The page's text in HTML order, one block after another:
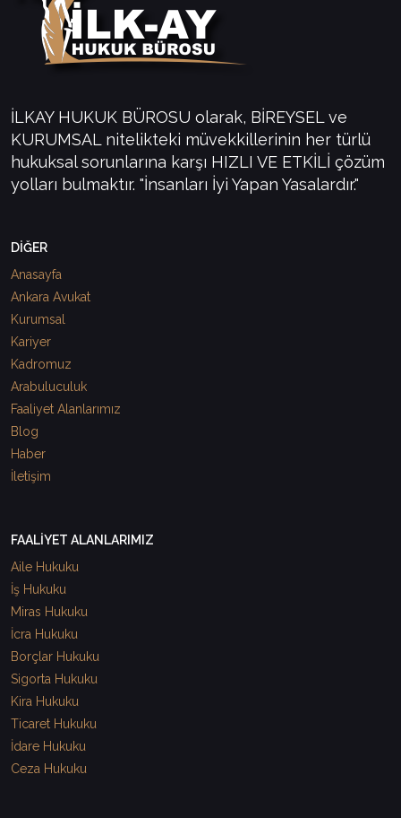
İLKAY HUKUK BÜROSU olarak, BİREYSEL ve
KURUMSAL nitelikteki müvekkillerinin her türlü
hukuksal sorunlarına karşı HIZLI VE ETKİLİ çözüm
yolları bulmaktır. "İnsanları İyi Yapan Yasalardır."
DİĞER
Anasayfa
Ankara Avukat
Kurumsal
Kariyer
Kadromuz
Arabuluculuk
Faaliyet Alanlarımız
Blog
Haber
İletişim
FAALİYET ALANLARIMIZ
Aile Hukuku
İş Hukuku
Miras Hukuku
İcra Hukuku
Borçlar Hukuku
Sigorta Hukuku
Kira Hukuku
Ticaret Hukuku
İdare Hukuku
Ceza Hukuku